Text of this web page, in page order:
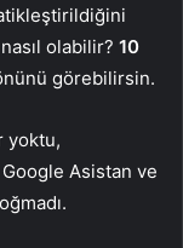
olabilir? 10
görebilirsin.
yoktu,
Google Asistan ve